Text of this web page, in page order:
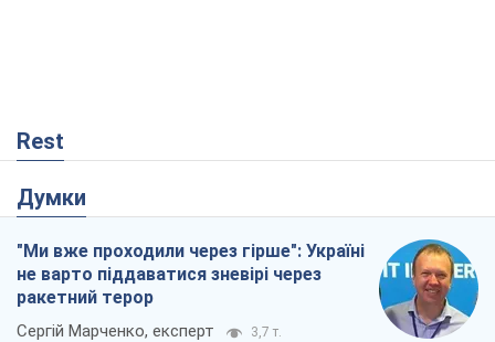
Rest
Думки
"Ми вже проходили через гірше": Україні
не варто піддаватися зневірі через
ракетний терор
Сергій Марченко, експерт 3,7 т.